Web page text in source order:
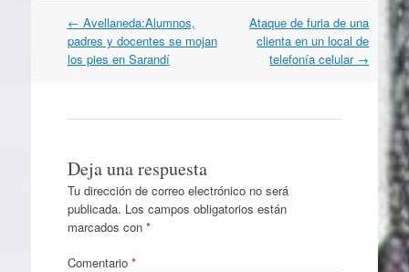
Navegación
por
artículos
← Avellaneda:Alumnos,
padres y docentes se mojan
los pies en Sarandí
Ataque de furia de una
clienta en un local de
telefonía celular →
Deja una respuesta
Tu dirección de correo electrónico no será
publicada. Los campos obligatorios están
marcados con *
Comentario *